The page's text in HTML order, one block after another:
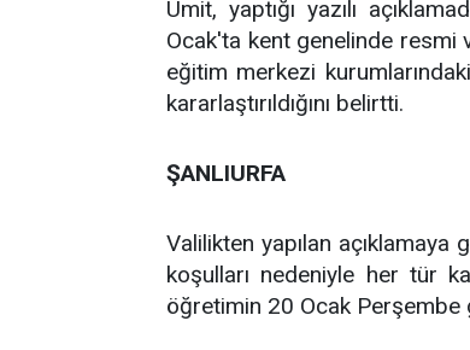
Ümit, yaptığı yazılı
Ocak'ta kent genelinde resmi
eğitim merkezi
kararlaştırıldığını belirtti.
ŞANLIURFA
Valilikten yapılan
koşulları nedeniyle her tür
öğretimin 20 Ocak